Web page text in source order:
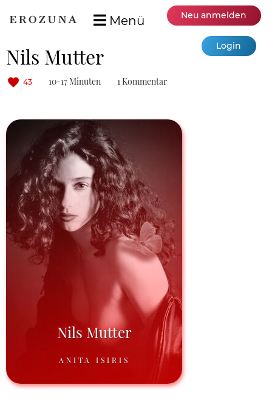
Menü Neu anmelden
Login
Nils Mutter
43 10-17 Minuten 1 Kommentar
Nils Mutter
ANITA ISIRIS